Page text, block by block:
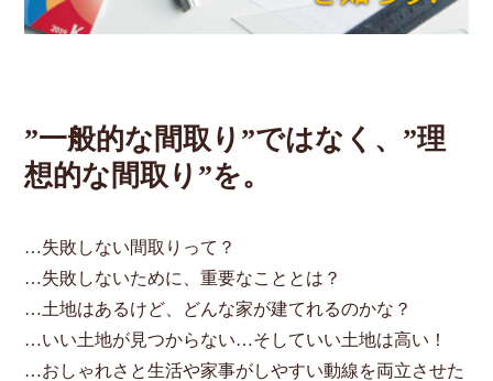
”一般的な間取り”ではなく、”理
想的な間取り”を。
…失敗しない間取りって？
…失敗しないために、重要なこととは？
…土地はあるけど、どんな家が建てれるのかな？
…いい土地が見つからない…そしていい土地は高い！
…おしゃれさと生活や家事がしやすい動線を両立させた